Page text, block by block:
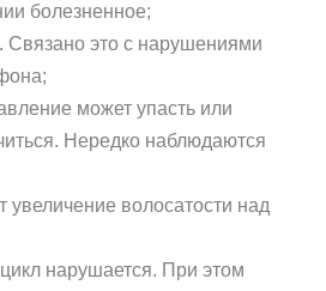
болезненное;
Связано это с нарушениями
может упасть или
Нередко наблюдаются
увеличение волосатости над
нарушается. При этом